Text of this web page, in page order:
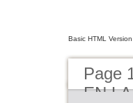
Basic HTML Version
Page
EN